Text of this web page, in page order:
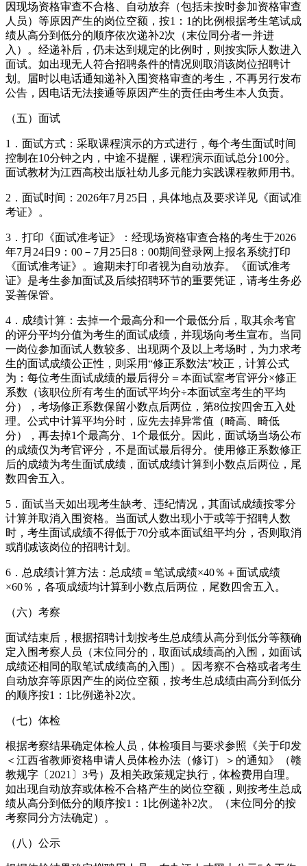
因现场资格审查不合格、自动放弃（包括未按时参加资格审查
人员）等原因产生的岗位空额，按1：1的比例根据考生笔试成
绩从高分到低分的顺序依次递补2次（末位同分者一并进
入）。经递补后，仍未达到规定的比例时，则按实际人数进入
面试。如出现无人符合招聘条件的情况则取消该岗位招聘计
划。届时以电话通知递补入围资格审查的考生，不再另行发布
公告，因电话无法接通等原因产生的责任由考生本人负责。
（五）面试
1．面试方式：采取课程演示的方式进行，每个考生面试时间
控制在10分钟之内，中途不提醒，课程演示面试总分100分。
面试教材为江西高校出版社幼儿多元能力实践课程教师用书。
2．面试时间：2026年7月25日，具体地点及要求详见《面试准
考证》。
3．打印《面试准考证》：经现场资格审查合格的考生于2026
年7月24日9：00－7月25日8：00期间登录网上报名系统打印
《面试准考证》。逾期未打印者视为自动放弃。《面试准考
证》是考生参加面试及后续招聘环节的重要凭证，请考生务必
妥善保管。
4．成绩计算：去掉一个最高分和一个最低分后，取其余考官
的评分平均分值为考生的面试成绩，并现场向考生宣布。当同
一岗位参加面试人数较多、出现两个及以上考场时，为力求考
生的面试成绩公正性，则采用“修正系数法”校正，计算公式
为：每位考生面试成绩的最后得分＝本面试室考官评分×修正
系数（该职位所有考生的面试平均分÷本面试室考生的平均
分），考场修正系数保留小数点后两位，第8位按四舍五入处
理。公式中计算平均分时，应先去掉异常值（畸高、畸低
分），再去掉1个最高分、1个最低分。因此，面试场当场公布
的成绩仅为考官评分，不是面试最后得分。使用修正系数修正
后的成绩为考生面试成绩，面试成绩计算到小数点后两位，尾
数四舍五入。
5．面试当天如出现考生缺考、违纪情况，其面试成绩按零分
计算并取消入围资格。当面试人数出现小于或等于招聘人数
时，考生面试成绩不得低于70分或本面试组平均分，否则取消
或削减该岗位的招聘计划。
6．总成绩计算方法：总成绩＝笔试成绩×40％＋面试成绩
×60％，各项成绩均计算到小数点后两位，尾数四舍五入。
（六）考察
面试结束后，根据招聘计划按考生总成绩从高分到低分等额确
定入围考察人员（末位同分的，取面试成绩高的入围，如面试
成绩还相同的取笔试成绩高的入围）。因考察不合格或者考生
自动放弃等原因产生的岗位空额，按考生总成绩由高分到低分
的顺序按1：1比例递补2次。
（七）体检
根据考察结果确定体检人员，体检项目与要求参照《关于印发
＜江西省教师资格申请人员体检办法（修订）＞的通知》（赣
教规字〔2021〕3号）及相关政策规定执行，体检费用自理。
如出现自动放弃或体检不合格产生的岗位空额，则按考生总成
绩从高分到低分的顺序按1：1比例递补2次。（末位同分的按
考察同分方法确定）。
（八）公示